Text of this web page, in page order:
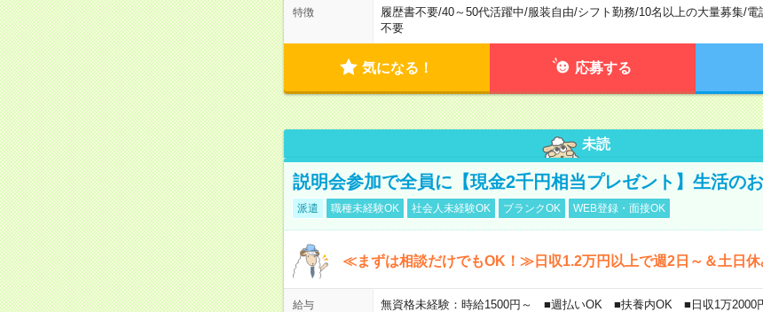
特徴 履歴書不要/40～50代活躍中/服装自由/シフト勤務/10名以上の大量募集/電
不要
気になる！ 応募する
未読
説明会参加で全員に【現金2千円相当プレゼント】生活の
派遣 職種未経験OK 社会人未経験OK ブランクOK WEB登録・面接OK
≪まずは相談だけでもOK！≫日収1.2万円以上で週2日～＆土日休
給与 無資格未経験：時給1500円～ ■週払いOK ■扶養内OK ■日収1万2000